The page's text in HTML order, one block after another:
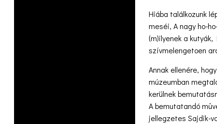
Hiába találkozunk
meséi, A nagy ho-
(m)ilyenek a
szívmelengetoen
Annak ellenére,
múzeumban
kerülnek
A bemutatandó
jellegzetes Sajdik-